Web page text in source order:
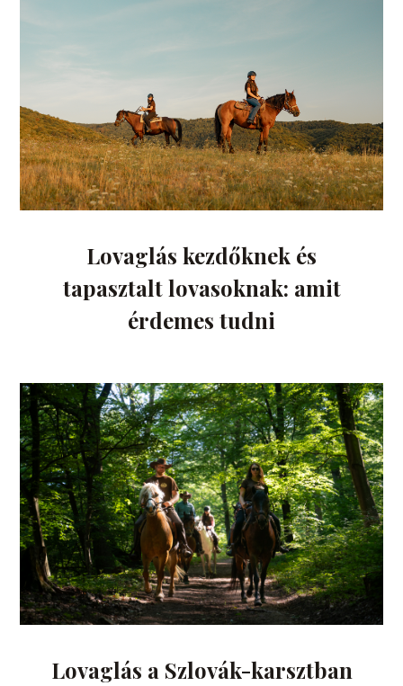
Lovaglás kezdőknek és
tapasztalt lovasoknak: amit
érdemes tudni
Lovaglás a Szlovák-karsztban